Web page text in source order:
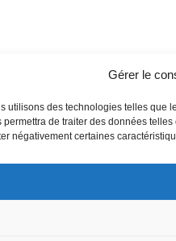
Gérer le
utilisons des technologies telles
de traiter des données
négativement certaines